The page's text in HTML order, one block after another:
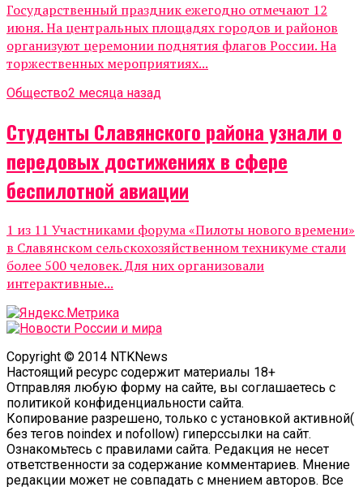
Государственный праздник ежегодно отмечают 12
июня. На центральных площадях городов и районов
организуют церемонии поднятия флагов России. На
торжественных мероприятиях...
Общество2 месяца назад
Студенты Славянского района узнали о
передовых достижениях в сфере
беспилотной авиации
1 из 11 Участниками форума «Пилоты нового времени»
в Славянском сельскохозяйственном техникуме стали
более 500 человек. Для них организовали
интерактивные...
Copyright © 2014 NTKNews
Настоящий ресурс содержит материалы 18+
Отправляя любую форму на сайте, вы соглашаетесь с
политикой конфиденциальности сайта.
Копирование разрешено, только с установкой активной(
без тегов noindex и nofollow) гиперссылки на сайт.
Ознакомьтесь с правилами сайта. Редакция не несет
ответственности за содержание комментариев. Мнение
редакции может не совпадать с мнением авторов. Все